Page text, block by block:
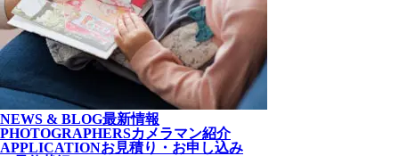
NEWS & BLOG最新情報
PHOTOGRAPHERSカメラマン紹介
APPLICATIONお見積り・お申し込み